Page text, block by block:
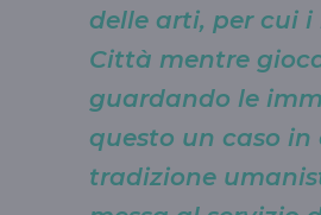
delle arti, per cui
Città mentre
guardando le
questo un caso in
tradizione